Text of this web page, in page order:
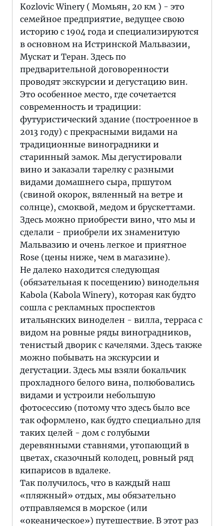
Kozlovic Winery ( Момьян, 20 км ) - это
семейное предприятие, ведущее свою
историю с 1904 года и специализируются
в основном на Истринской Мальвазии,
Мускат и Теран. Здесь по
предварительной договоренности
проводят экскурсии и дегустацию вин.
Это особенное место, где сочетается
современность и традиции:
футуристический здание (построенное в
2013 году) с прекрасными видами на
традиционные виноградники и
старинный замок. Мы дегустировали
вино и заказали тарелку с разными
видами домашнего сыра, пршутом
(свиной окорок, вяленный на ветре и
солнце), смоквой, медом и брускеттами.
Здесь можно приобрести вино, что мы и
сделали - приобрели их знаменитую
Мальвазию и очень легкое и приятное
Rose (цены ниже, чем в магазине).
Не далеко находится следующая
(обязательная к посещению) винодельня
Kabola (Kabola Winery), которая как будто
сошла с рекламных проспектов
итальянских виноделен - вилла, терраса с
видом на ровные ряды виноградников,
тенистый дворик с качелями. Здесь также
можно побывать на экскурсии и
дегустации. Здесь мы взяли бокальчик
прохладного белого вина, полюбовались
видами и устроили небольшую
фотосессию (потому что здесь было все
так оформлено, как будто специально для
таких целей - дом с голубыми
деревянными ставнями, утопающий в
цветах, сказочный колодец, ровный ряд
кипарисов в вдалеке.
Так получилось, что в каждый наш
«пляжный» отдых, мы обязательно
отправляемся в морское (или
«океаническое») путешествие. В этот раз